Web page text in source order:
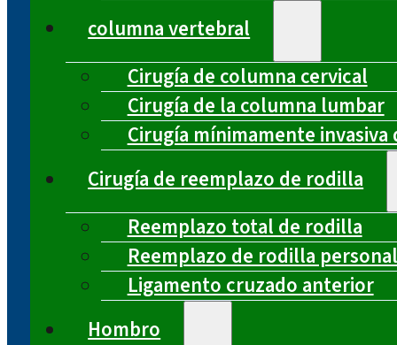
columna vertebral
Cirugía de columna cervical
Cirugía de la columna lumbar
Cirugía mínimamente
Cirugía de reemplazo de rodilla
Reemplazo total de rodilla
Reemplazo de rodilla
Ligamento cruzado anterior
Hombro